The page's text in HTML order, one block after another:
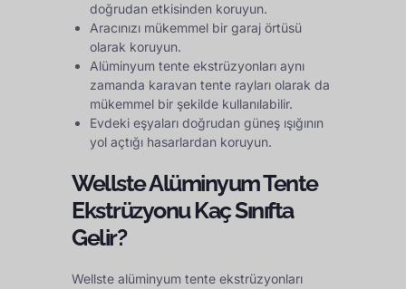
doğrudan etkisinden koruyun.
Aracınızı mükemmel bir garaj örtüsü
olarak koruyun.
Alüminyum tente ekstrüzyonları aynı
zamanda karavan tente rayları olarak da
mükemmel bir şekilde kullanılabilir.
Evdeki eşyaları doğrudan güneş ışığının
yol açtığı hasarlardan koruyun.
Wellste Alüminyum Tente
Ekstrüzyonu Kaç Sınıfta
Gelir?
Wellste alüminyum tente ekstrüzyonları